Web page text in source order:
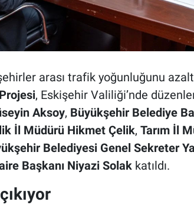
arası trafik yoğunluğunu
, Eskişehir Valiliği’nde
Aksoy, Büyükşehir Belediye
İl Müdürü Hikmet Çelik, Tarım İl
Belediyesi Genel Sekreter
Başkanı Niyazi Solakkatıldı.